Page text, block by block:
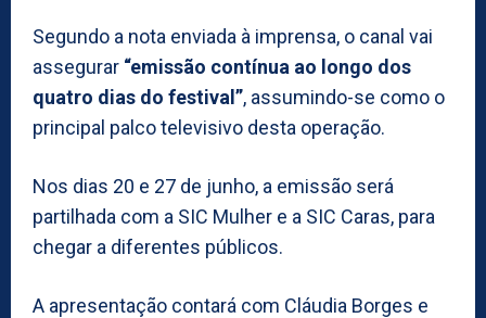
Segundo a nota enviada à imprensa, o canal vai
assegurar “emissão contínua ao longo dos
quatro dias do festival”, assumindo-se como o
principal palco televisivo desta operação.
Nos dias 20 e 27 de junho, a emissão será
partilhada com a SIC Mulher e a SIC Caras, para
chegar a diferentes públicos.
A apresentação contará com Cláudia Borges e